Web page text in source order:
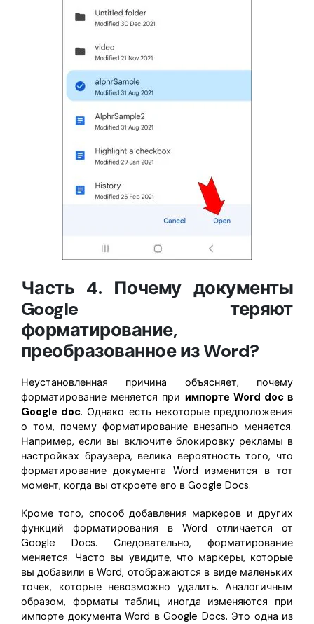
Часть 4. Почему документы
Google теряют
форматирование,
преобразованное из Word?
Неустановленная причина объясняет, почему
форматирование меняется при импорте Word doc в
Google doc. Однако есть некоторые предположения
о том, почему форматирование внезапно меняется.
Например, если вы включите блокировку рекламы в
настройках браузера, велика вероятность того, что
форматирование документа Word изменится в тот
момент, когда вы откроете его в Google Docs.
Кроме того, способ добавления маркеров и других
функций форматирования в Word отличается от
Google Docs. Следовательно, форматирование
меняется. Часто вы увидите, что маркеры, которые
вы добавили в Word, отображаются в виде маленьких
точек, которые невозможно удалить. Аналогичным
образом, форматы таблиц иногда изменяются при
импорте документа Word в Google Docs. Это одна из